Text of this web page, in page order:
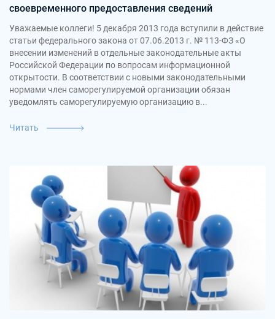
своевременного предоставления сведений
Уважаемые коллеги! 5 декабря 2013 года вступили в действие
статьи федерального закона от 07.06.2013 г. № 113-ФЗ «О
внесении изменений в отдельные законодательные акты
Российской Федерации по вопросам информационной
открытости. В соответствии с новыми законодательными
нормами член саморегулируемой организации обязан
уведомлять саморегулируемую организацию в...
Читать